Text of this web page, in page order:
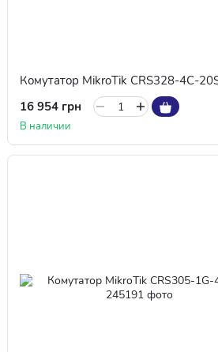
16 954 грн
В наличии